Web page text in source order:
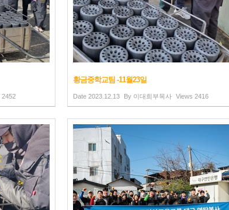
2452
황금중학교팀 -11월23일
Date 2023.12.13 By 이대희부목사 Views 2416